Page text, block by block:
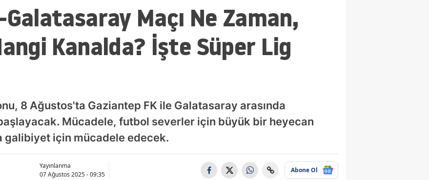
Maçı Ne Zaman,
Kanalda? İşte Süper Lig
8 Ağustos'ta Gaziantep FK ile Galatasaray arasında
Mücadele, futbol severler için büyük bir heyecan
galibiyet için mücadele edecek.
Yayınlanma
07 Ağustos 2025 - 09:35
Abone Ol